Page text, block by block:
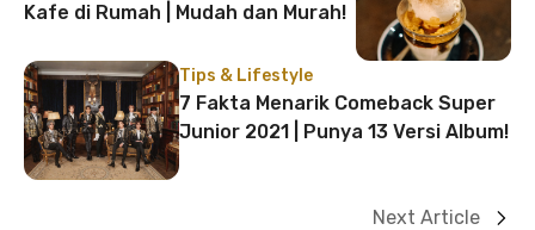
Kafe di Rumah | Mudah dan Murah!
Tips & Lifestyle
7 Fakta Menarik Comeback Super
Junior 2021 | Punya 13 Versi Album!
Next Article